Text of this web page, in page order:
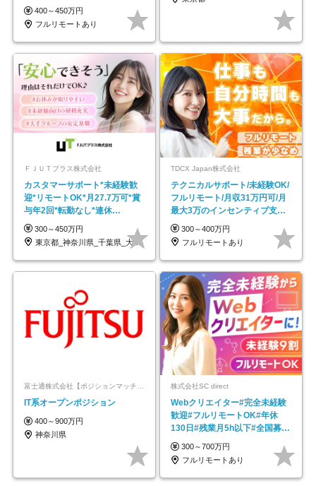
し*育児中社員8割以上
400～450万円
フルリモートあり
ＦＪＵＴプラス株式会社
カスタマーサポート*未経験歓
迎*リモートOK*月27.7万可*賞
与年2回*転勤なし*連休
OK/ZE010232
300～450万円
東京都_神奈川県_千葉県_大阪府_愛知県…
TDCX Japan株式会社
テクニカルサポート/未経験OK/
フルリモート/月収31万円可/月
最大3万のインセンティブ支給/
平均年齢33歳
300～400万円
フルリモートあり
富士通株式会社【ポジションマッチ登録】
IT系オープンポジション
400～900万円
神奈川県
株式会社SC direct
Webクリエイター#完全未経験
歓迎#フルリモートOK#年休
130日#残業月5h以下#全国募集
#最大1年の研修
300～700万円
フルリモートあり